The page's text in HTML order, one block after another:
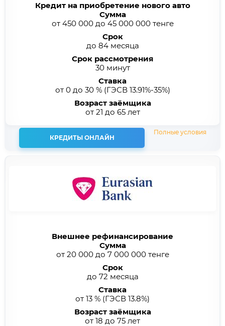
Кредит на приобретение нового авто
Сумма
от 450 000 до 45 000 000 тенге
Срок
до 84 месяца
Срок рассмотрения
30 минут
Ставка
от 0 до 30 % (ГЭСВ 13.91%-35%)
Возраст заёмщика
от 21 до 65 лет
КРЕДИТЫ ОНЛАЙН
Полные условия
Внешнее рефинансирование
Сумма
от 20 000 до 7 000 000 тенге
Срок
до 72 месяца
Ставка
от 13 % (ГЭСВ 13.8%)
Возраст заёмщика
от 18 до 75 лет